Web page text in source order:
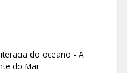
do oceano - A
do Mar